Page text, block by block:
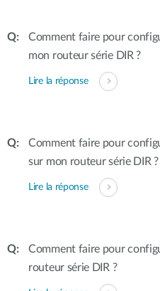
Comment faire pour
mon routeur série DIR ?
Lire la réponse
Comment faire pour
sur mon routeur série DIR ?
Lire la réponse
Comment faire pour
routeur série DIR ?